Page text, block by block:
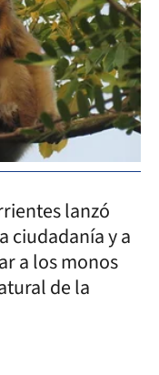
lanzó
ciudadanía y a
a los monos
de la